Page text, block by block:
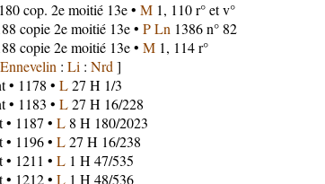
cop. 2e moitié 13e • M1, 110 r° et v°
copie 2e moitié 13e • P Ln 1386 n° 82
copie 2e moitié 13e • M1, 114 r°
Ennevelin : Li : Nrd ]
• 1178 • L27 H 1/3
• 1183 • L27 H 16/228
• 1187 • L8 H 180/2023
• 1196 • L27 H 16/238
• 1211 • L1 H 47/535
• 1212 • L1 H 48/536